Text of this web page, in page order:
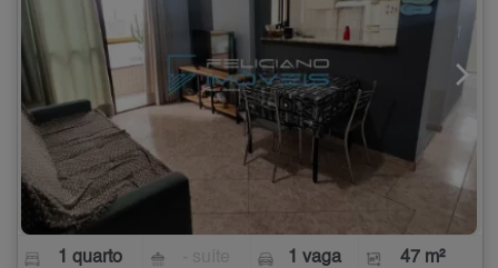
1 quarto 1 vaga 47 m²